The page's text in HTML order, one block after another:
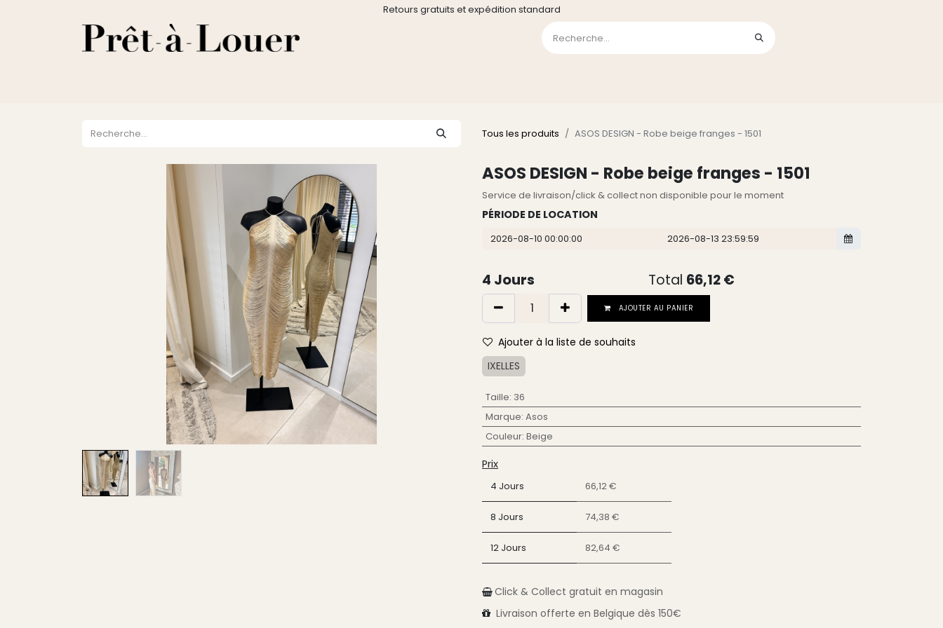
Retours gratuits et expédition standard
Tous les produits ASOS DESIGN - Robe beige franges - 1501
ASOS DESIGN - Robe beige franges - 1501
Service de livraison/click & collect non disponible pour le moment
PÉRIODE DE LOCATION
4 Jours Total 66,12€
AJOUTER AU PANIER
Ajouter à la liste de souhaits
IXELLES
Taille: 36
Marque: Asos
Couleur: Beige
Prix
4 Jours 66,12 €
8 Jours 74,38 €
12 Jours 82,64 €
Click & Collect gratuit en magasin
Livraison offerte en Belgique dès 150€